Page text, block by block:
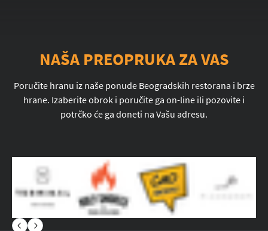
NAŠA PREOPRUKA ZA VAS
Poručite hranu iz naše ponude Beogradskih restorana i brze
hrane. Izaberite obrok i poručite ga on-line ili pozovite i
potrčko će ga doneti na Vašu adresu.